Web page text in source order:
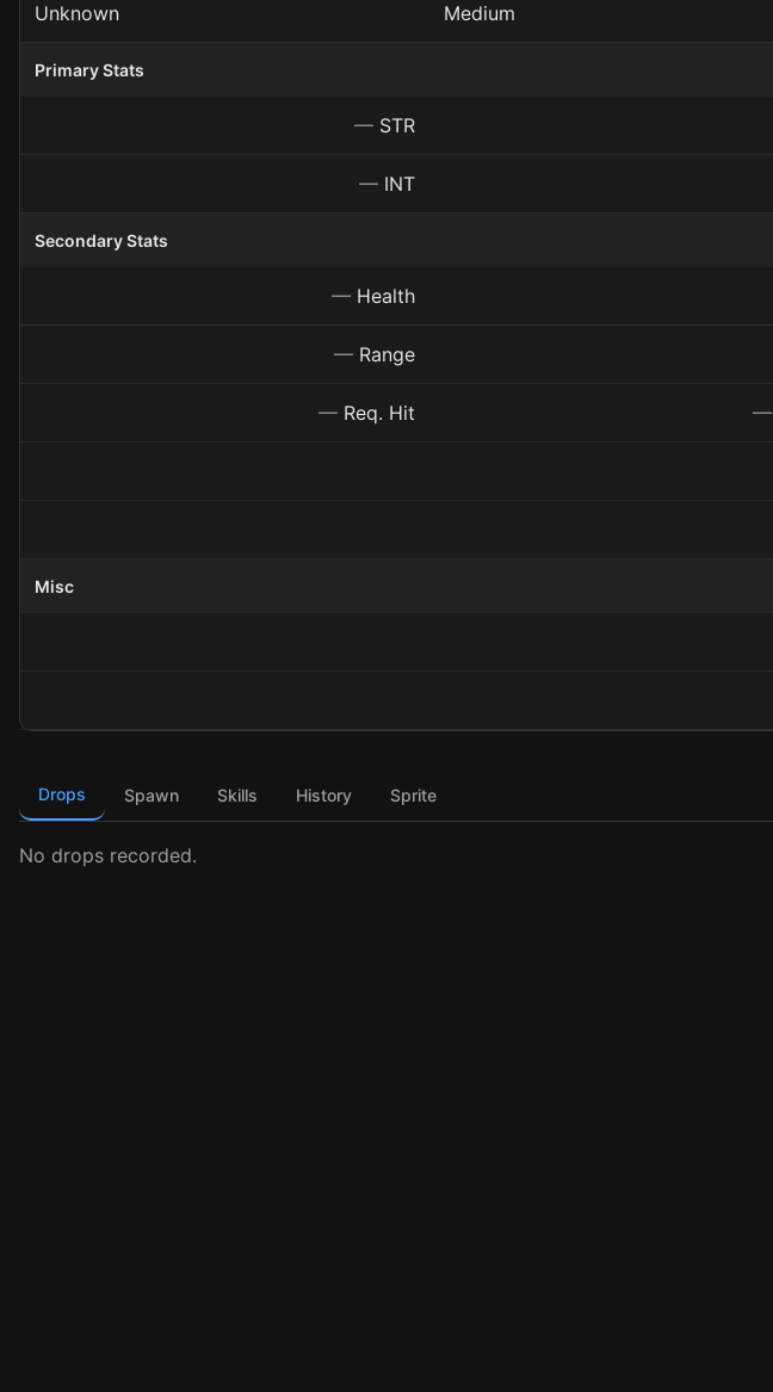
Unknown Medium
Primary Stats
— STR
— INT
Secondary Stats
— Health
— Range
— Req. Hit —
Misc
Drops Spawn Skills History Sprite
No drops recorded.